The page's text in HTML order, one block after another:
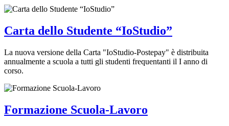
Carta dello Studente “IoStudio”
La nuova versione della Carta "IoStudio-Postepay" è distribuita
annualmente a scuola a tutti gli studenti frequentanti il I anno di
corso.
Formazione Scuola-Lavoro